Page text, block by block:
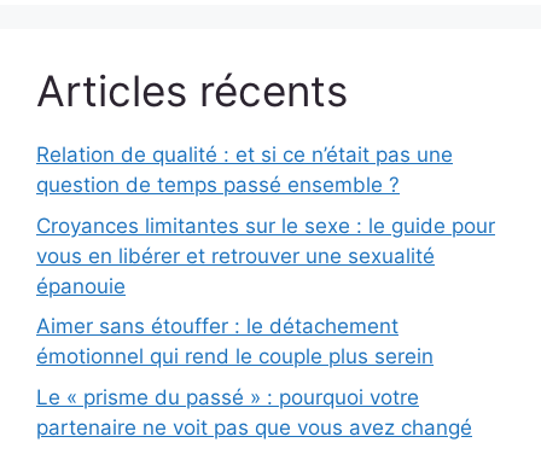
Articles récents
Relation de qualité : et si ce n’était pas une
question de temps passé ensemble ?
Croyances limitantes sur le sexe : le guide pour
vous en libérer et retrouver une sexualité
épanouie
Aimer sans étouffer : le détachement
émotionnel qui rend le couple plus serein
Le « prisme du passé » : pourquoi votre
partenaire ne voit pas que vous avez changé